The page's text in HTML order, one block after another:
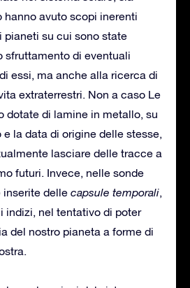
hanno avuto scopi inerenti
pianeti su cui sono state
sfruttamento di eventuali
essi, ma anche alla ricerca di
extraterrestri. Non a caso Le
dotate di lamine in metallo, su
la data di origine delle stesse,
lasciare delle tracce a
futuri. Invece, nelle sonde
inserite delle capsule temporali,
indizi, nel tentativo di poter
del nostro pianeta a forme di